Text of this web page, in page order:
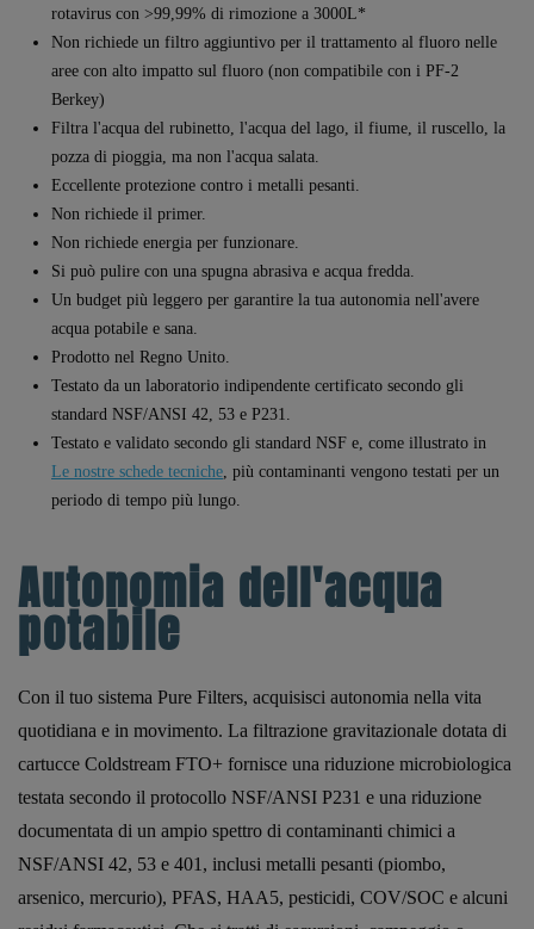
rotavirus con >99,99% di rimozione a 3000L*
Non richiede un filtro aggiuntivo per il trattamento al fluoro nelle
aree con alto impatto sul fluoro (non compatibile con i PF-2
Berkey)
Filtra l'acqua del rubinetto, l'acqua del lago, il fiume, il ruscello, la
pozza di pioggia, ma non l'acqua salata.
Eccellente protezione contro i metalli pesanti.
Non richiede il primer.
Non richiede energia per funzionare.
Si può pulire con una spugna abrasiva e acqua fredda.
Un budget più leggero per garantire la tua autonomia nell'avere
acqua potabile e sana.
Prodotto nel Regno Unito.
Testato da un laboratorio indipendente certificato secondo gli
standard NSF/ANSI 42, 53 e P231.
Testato e validato secondo gli standard NSF e, come illustrato in
Le nostre schede tecniche, più contaminanti vengono testati per un
periodo di tempo più lungo.
Autonomia dell'acqua
potabile
Con il tuo sistema Pure Filters, acquisisci autonomia nella vita
quotidiana e in movimento. La filtrazione gravitazionale dotata di
cartucce Coldstream FTO+ fornisce una riduzione microbiologica
testata secondo il protocollo NSF/ANSI P231 e una riduzione
documentata di un ampio spettro di contaminanti chimici a
NSF/ANSI 42, 53 e 401, inclusi metalli pesanti (piombo,
arsenico, mercurio), PFAS, HAA5, pesticidi, COV/SOC e alcuni